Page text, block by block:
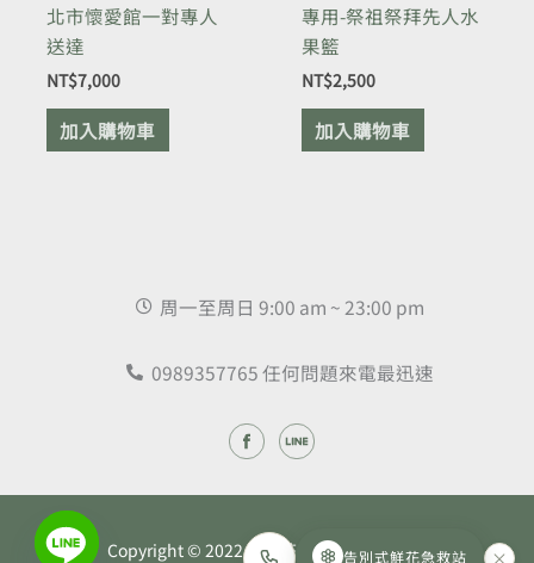
北市懷愛館一對專人
送達
NT$7,000
加入購物車
專用-祭祖祭拜先人水
果籃
NT$2,500
加入購物車
周一至周日 9:00 am ~ 23:00 pm
0989357765 任何問題來電最迅速
Copyright © 2022 昕藝花卉坊 - 鮮花專賣店
告別式鮮花急救站 ×